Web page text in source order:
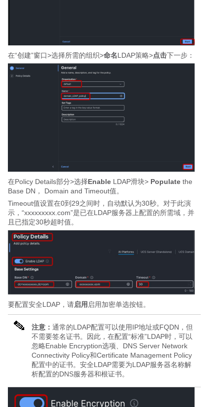
在“创建”窗口>选择所需的组织>命名LDAP策略>点击下一步：
在Policy Details部分>选择Enable LDAP滑块> Populate the
Base DN， Domain and Timeout值。
Timeout值设置在0到29之间时，自动默认为30秒。对于此演
示，“xxxxxxxxx.com”是已在LDAP服务器上配置的所需域，并
且已指定30秒超时值。
要配置安全LDAP，请启用 启用加密单选按钮。
注意： 通常的LDAP配置可以使用IP地址或FQDN，但
不需要签名证书。因此，在配置“标准”LDAP时，可以
忽略Enable Encryption选项、DNS Server Network
Connectivity Policy和Certificate Management Policy
配置中的证书。安全LDAP需要为LDAP服务器名称解
析配置的DNS服务器和根证书。